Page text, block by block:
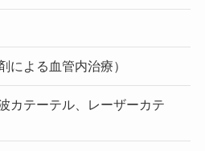
による血管内治療）
カテーテル、レーザーカテ